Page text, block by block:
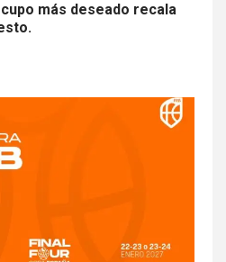
más deseado recala